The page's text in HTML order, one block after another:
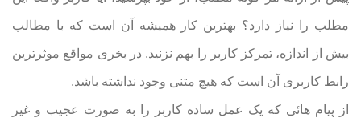
مطلب را نیاز دارد؟ بهترین کار همیشه آن است که با مطالب
بیش از اندازه، تمرکز کاربر را بهم نزنید. در بخری مواقع موثر‌ترین
رابط کاربری آن است که هیچ متنی وجود نداشته باشد.
از پیام هائی که یک عمل ساده کاربر را به صورت عجیب و غیر